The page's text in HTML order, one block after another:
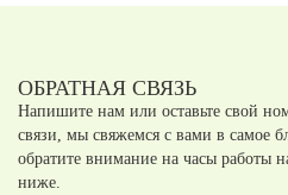
ОБРАТНАЯ СВЯЗЬ
Напишите нам или оставьте свой
связи, мы свяжемся с вами в самое
обратите внимание на часы работы
ниже.